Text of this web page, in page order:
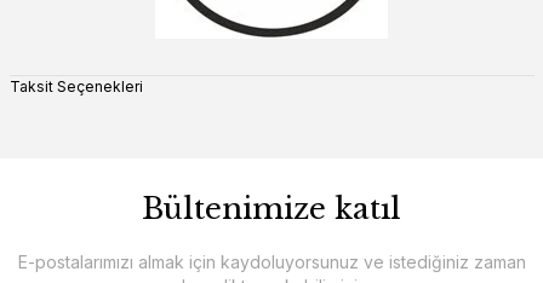
Taksit Seçenekleri
Bültenimize katıl
E-postalarımızı almak için kaydoluyorsunuz ve istediğiniz zaman